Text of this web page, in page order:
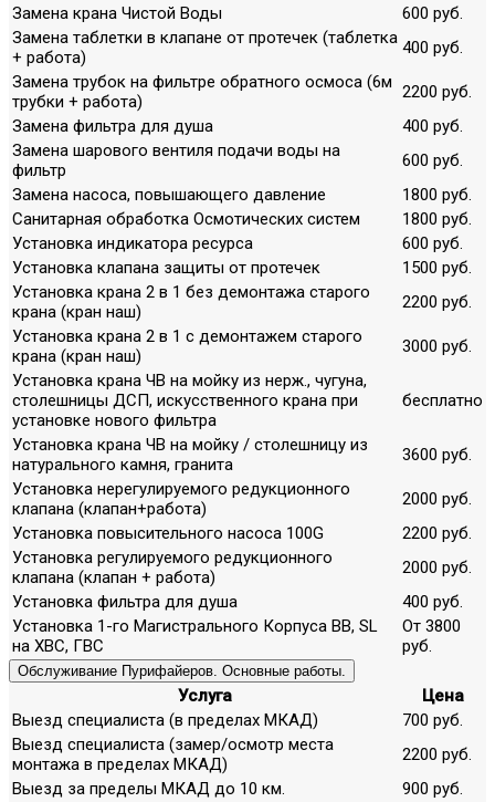
Замена крана Чистой Воды
600 руб.
Замена таблетки в клапане от протечек (таблетка
+ работа)
400 руб.
Замена трубок на фильтре обратного осмоса (6м
трубки + работа)
2200 руб.
Замена фильтра для душа
400 руб.
Замена шарового вентиля подачи воды на
фильтр
600 руб.
Замена насоса, повышающего давление
1800 руб.
Санитарная обработка Осмотических систем
1800 руб.
Установка индикатора ресурса
600 руб.
Установка клапана защиты от протечек
1500 руб.
Установка крана 2 в 1 без демонтажа старого
крана (кран наш)
2200 руб.
Установка крана 2 в 1 с демонтажем старого
крана (кран наш)
3000 руб.
Установка крана ЧВ на мойку из нерж., чугуна,
столешницы ДСП, искусственного крана при
установке нового фильтра
бесплатно
Установка крана ЧВ на мойку / столешницу из
натурального камня, гранита
3600 руб.
Установка нерегулируемого редукционного
клапана (клапан+работа)
2000 руб.
Установка повысительного насоса 100G
2200 руб.
Установка регулируемого редукционного
клапана (клапан + работа)
2000 руб.
Установка фильтра для душа
400 руб.
Установка 1-го Магистрального Корпуса ВВ, SL
на ХВС, ГВС
От 3800
руб.
Обслуживание Пурифайеров. Основные работы.
Услуга
Цена
Выезд специалиста (в пределах МКАД)
700 руб.
Выезд специалиста (замер/осмотр места
монтажа в пределах МКАД)
2200 руб.
Выезд за пределы МКАД до 10 км.
900 руб.